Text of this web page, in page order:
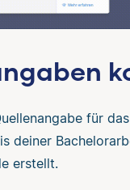
für das
deiner
erstellt.